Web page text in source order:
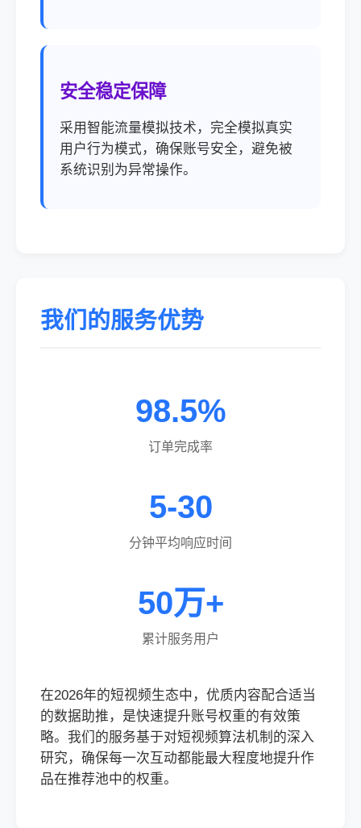
安全稳定保障
采用智能流量模拟技术，完全模拟真实
用户行为模式，确保账号安全，避免被
系统识别为异常操作。
我们的服务优势
98.5%
订单完成率
5-30
分钟平均响应时间
50万+
累计服务用户
在2026年的短视频生态中，优质内容配合适当
的数据助推，是快速提升账号权重的有效策
略。我们的服务基于对短视频算法机制的深入
研究，确保每一次互动都能最大程度地提升作
品在推荐池中的权重。